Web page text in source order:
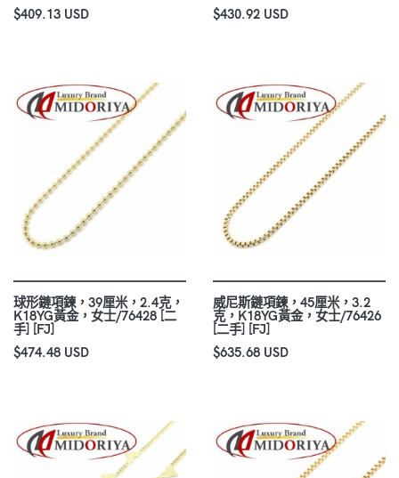
$409.13 USD
$430.92 USD
球形鏈項鍊，39厘米，2.4克，
K18YG黃金，女士/76428 [二
手] [FJ]
$474.48 USD
威尼斯鏈項鍊，45厘米，3.2
克，K18YG黃金，女士/76426
[二手] [FJ]
$635.68 USD